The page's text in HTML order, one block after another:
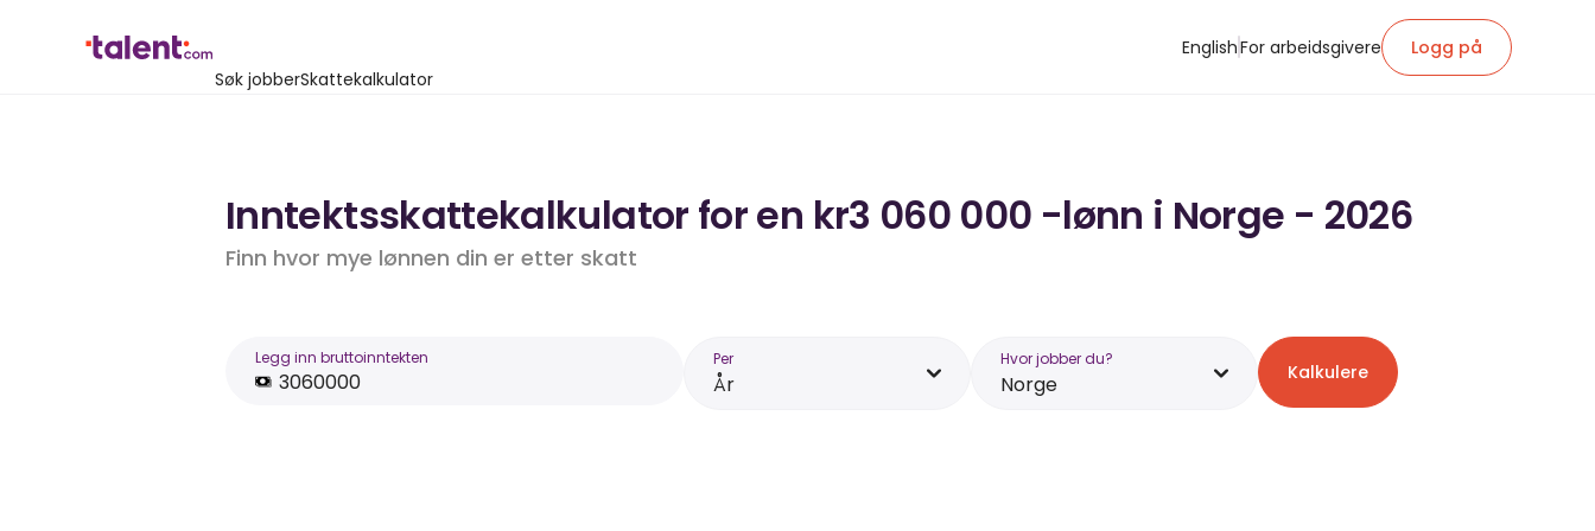
Søk jobberSkattekalkulator
EnglishFor arbeidsgivere Logg på
Inntektsskattekalkulator for en kr3 060 000 -lønn i Norge - 2026
Finn hvor mye lønnen din er etter skatt
Legg inn bruttoinntekten Per
År
Hvor jobber du?
Norge Kalkulere